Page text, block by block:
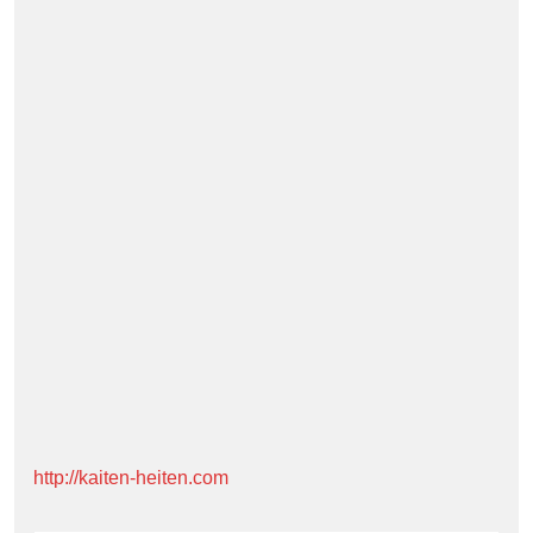
http://kaiten-heiten.com